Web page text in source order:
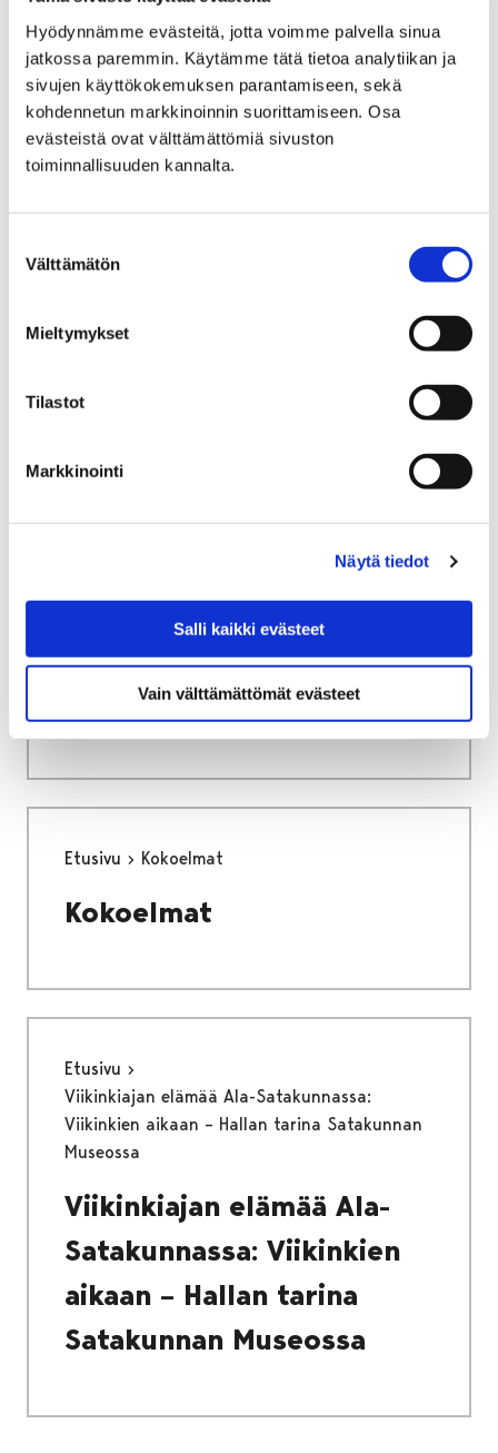
Hyödynnämme evästeitä, jotta voimme palvella sinua
jatkossa paremmin. Käytämme tätä tietoa analytiikan ja
sivujen käyttökokemuksen parantamiseen, sekä
kohdennetun markkinoinnin suorittamiseen. Osa
evästeistä ovat välttämättömiä sivuston
toiminnallisuuden kannalta.
valinta
Välttämätön
Mieltymykset
Tilastot
Markkinointi
Näytä tiedot
Salli kaikki evästeet
Vain välttämättömät evästeet
Etusivu Vierailu
Vierailu
töitä, juhlittu ja koettu kovia vuosituhansien
ajan. Satakunnan Museo kertoo sanoin, kuvin
Tapahtumat
Etusivu Kokoelmat
Kokoelmat
Etusivu
Viikinkiajan elämää Ala-Satakunnassa:
Viikinkien aikaan – Hallan tarina Satakunnan
Museossa
Viikinkiajan elämää Ala-
Satakunnassa: Viikinkien
aikaan – Hallan tarina
Satakunnan Museossa